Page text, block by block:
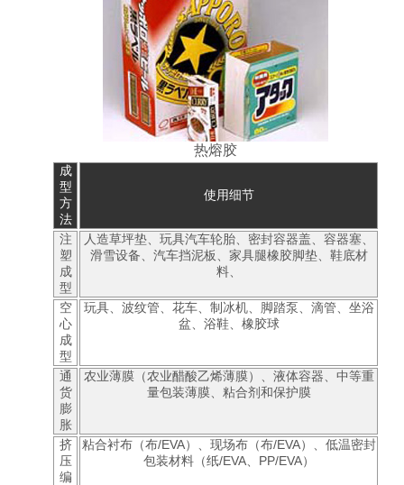
热熔胶
成
型
方
法
使用细节
注
塑
成
型
人造草坪垫、玩具汽车轮胎、密封容器盖、容器塞、
滑雪设备、汽车挡泥板、家具腿橡胶脚垫、鞋底材
料、
空
心
成
型
玩具、波纹管、花车、制冰机、脚踏泵、滴管、坐浴
盆、浴鞋、橡胶球
通
货
膨
胀
农业薄膜（农业醋酸乙烯薄膜）、液体容器、中等重
量包装薄膜、粘合剂和保护膜
挤
压
编
粘合衬布（布/EVA）、现场布（布/EVA）、低温密封
包装材料（纸/EVA、PP/EVA）